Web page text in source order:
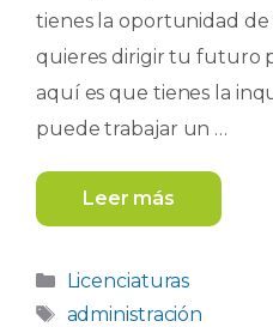
tienes la oportunidad
quieres dirigir tu futuro
aquí es que tienes la
puede trabajar un …
Leer más
Categorías
Licenciaturas
Etiquetas
administración